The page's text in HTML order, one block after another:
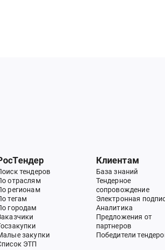
тендеров
отраслям
регионам
тегам
городам
закупки
ЭТП
Клиентам
База знаний
Тендерное
сопровождение
Электронная
Аналитика
Предложения от
партнеров
Победители